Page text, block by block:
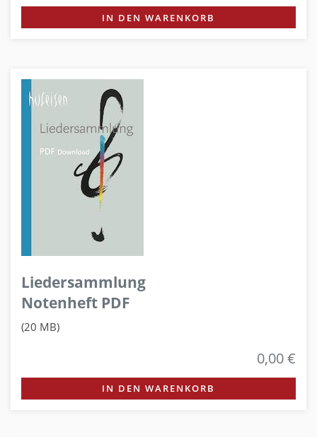
IN DEN WARENKORB
Liedersammlung
Notenheft PDF
(20 MB)
0,00 €
IN DEN WARENKORB